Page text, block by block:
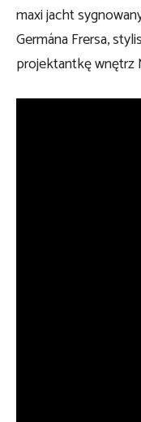
maxi jacht
Germána Frersa,
projektantkę wnętrz